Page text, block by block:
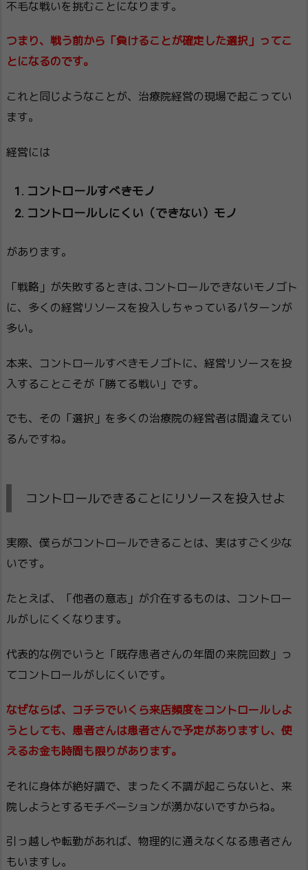
不毛な戦いを挑むことになります。
つまり、戦う前から「負けることが確定した選択」ってこ
とになるのです。
これと同じようなことが、治療院経営の現場で起こってい
ます。
経営には
コントロールすべきモノ
コントロールしにくい（できない）モノ
があります。
「戦略」が失敗するときは､コントロールできないモノゴト
に、多くの経営リソースを投入しちゃっているパターンが
多い。
本来、コントロールすべきモノゴトに、経営リソースを投
入することこそが「勝てる戦い」です。
でも、その「選択」を多くの治療院の経営者は間違えてい
るんですね。
コントロールできることにリソースを投入せよ
実際、僕らがコントロールできることは、実はすごく少な
いです。
たとえば、「他者の意志」が介在するものは、コントロー
ルがしにくくなります。
代表的な例でいうと「既存患者さんの年間の来院回数」っ
てコントロールがしにくいです。
なぜならば、コチラでいくら来店頻度をコントロールしよ
うとしても、患者さんは患者さんで予定がありますし、使
えるお金も時間も限りがあります。
それに身体が絶好調で、まったく不調が起こらないと、来
院しようとするモチベーションが湧かないですからね。
引っ越しや転勤があれば、物理的に通えなくなる患者さん
もいますし。